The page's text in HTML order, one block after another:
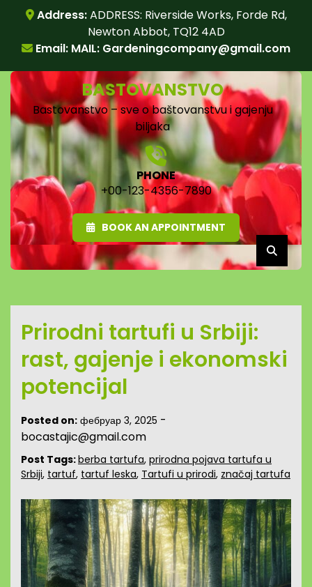
content
Address:ADDRESS: Riverside Works, Forde Rd,
Newton Abbot, TQ12 4AD
Email: MAIL: Gardeningcompany@gmail.com
BASTOVANSTVO
Bastovanstvo – sve o baštovanstvu i gajenju
biljaka
PHONE
+00-123-4356-7890
BOOK AN APPOINTMENT
Prirodni tartufi u Srbiji:
rast, gajenje i ekonomski
potencijal
Posted on: фебруар 3, 2025 -
bocastajic@gmail.com
Post Tags:berba tartufa, prirodna pojava tartufa u
Srbiji, tartuf, tartuf leska, Tartufi u prirodi, značaj tartufa